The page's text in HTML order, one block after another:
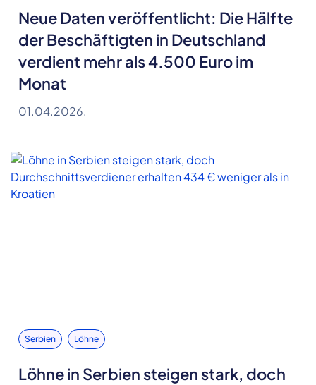
Neue Daten veröffentlicht: Die Hälfte
der Beschäftigten in Deutschland
verdient mehr als 4.500 Euro im
Monat
01.04.2026.
Serbien Löhne
Löhne in Serbien steigen stark, doch